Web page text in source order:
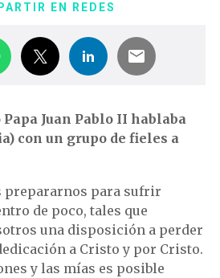
EN REDES
Papa Juan Pablo II hablaba
con un grupo de fieles a
prepararnos para sufrir
de poco, tales que
una disposición a perder
a Cristo y por Cristo.
y las mías es posible